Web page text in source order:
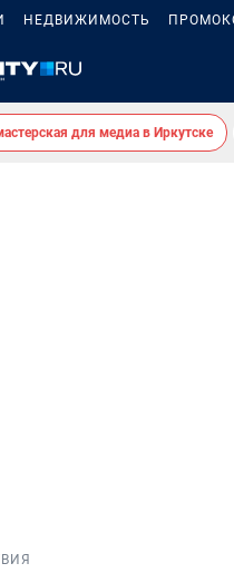
НЕДВИЖИМОСТЬ
для медиа в Иркутске